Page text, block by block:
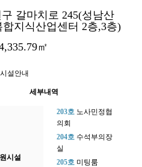
갈마치로 245(성남산
지식산업센터 2층,3층)
㎡
설안내
세부내역
시설
203호 노사민정협
의회
204호 수석부의장
실
205호 미팅룸